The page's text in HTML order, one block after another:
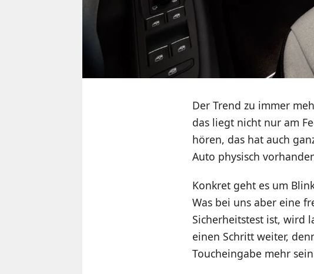
Der Trend zu immer
das liegt nicht nur am
hören, das hat auch
Auto physisch
Konkret geht es um
Was bei uns aber eine
Sicherheitstest ist, wird
einen Schritt weiter,
Toucheingabe mehr